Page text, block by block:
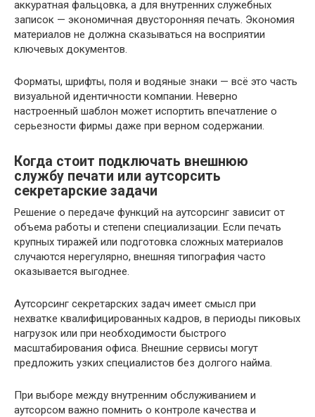
аккуратная фальцовка, а для внутренних служебных
записок — экономичная двусторонняя печать. Экономия
материалов не должна сказываться на восприятии
ключевых документов.
Форматы, шрифты, поля и водяные знаки — всё это часть
визуальной идентичности компании. Неверно
настроенный шаблон может испортить впечатление о
серьезности фирмы даже при верном содержании.
Когда стоит подключать внешнюю
службу печати или аутсорсить
секретарские задачи
Решение о передаче функций на аутсорсинг зависит от
объема работы и степени специализации. Если печать
крупных тиражей или подготовка сложных материалов
случаются нерегулярно, внешняя типография часто
оказывается выгоднее.
Аутсорсинг секретарских задач имеет смысл при
нехватке квалифицированных кадров, в периоды пиковых
нагрузок или при необходимости быстрого
масштабирования офиса. Внешние сервисы могут
предложить узких специалистов без долгого найма.
При выборе между внутренним обслуживанием и
аутсорсом важно помнить о контроле качества и